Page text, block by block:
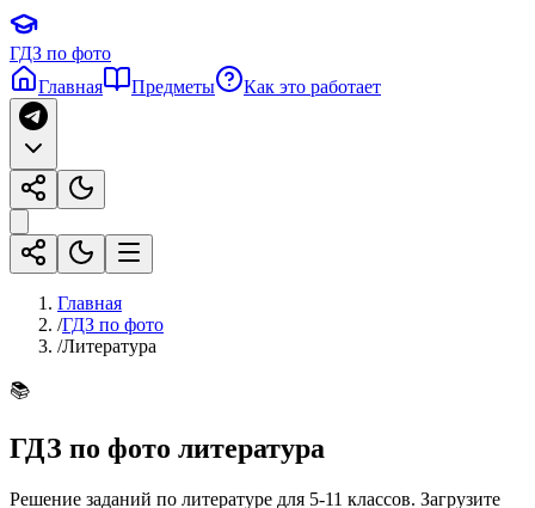
ГДЗ по фото
Главная
Предметы Как это работает
Главная
/ГДЗ по фото
/Литература
📚
ГДЗ по фото литература
Решение заданий по литературе для 5-11 классов. Загрузите